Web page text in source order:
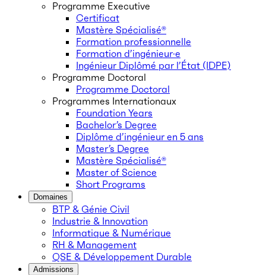
Programme Executive
Certificat
Mastère Spécialisé®
Formation professionnelle
Formation d’ingénieur·e
Ingénieur Diplômé par l’État (IDPE)
Programme Doctoral
Programme Doctoral
Programmes Internationaux
Foundation Years
Bachelor’s Degree
Diplôme d’ingénieur en 5 ans
Master’s Degree
Mastère Spécialisé®
Master of Science
Short Programs
Domaines
BTP & Génie Civil
Industrie & Innovation
Informatique & Numérique
RH & Management
QSE & Développement Durable
Admissions